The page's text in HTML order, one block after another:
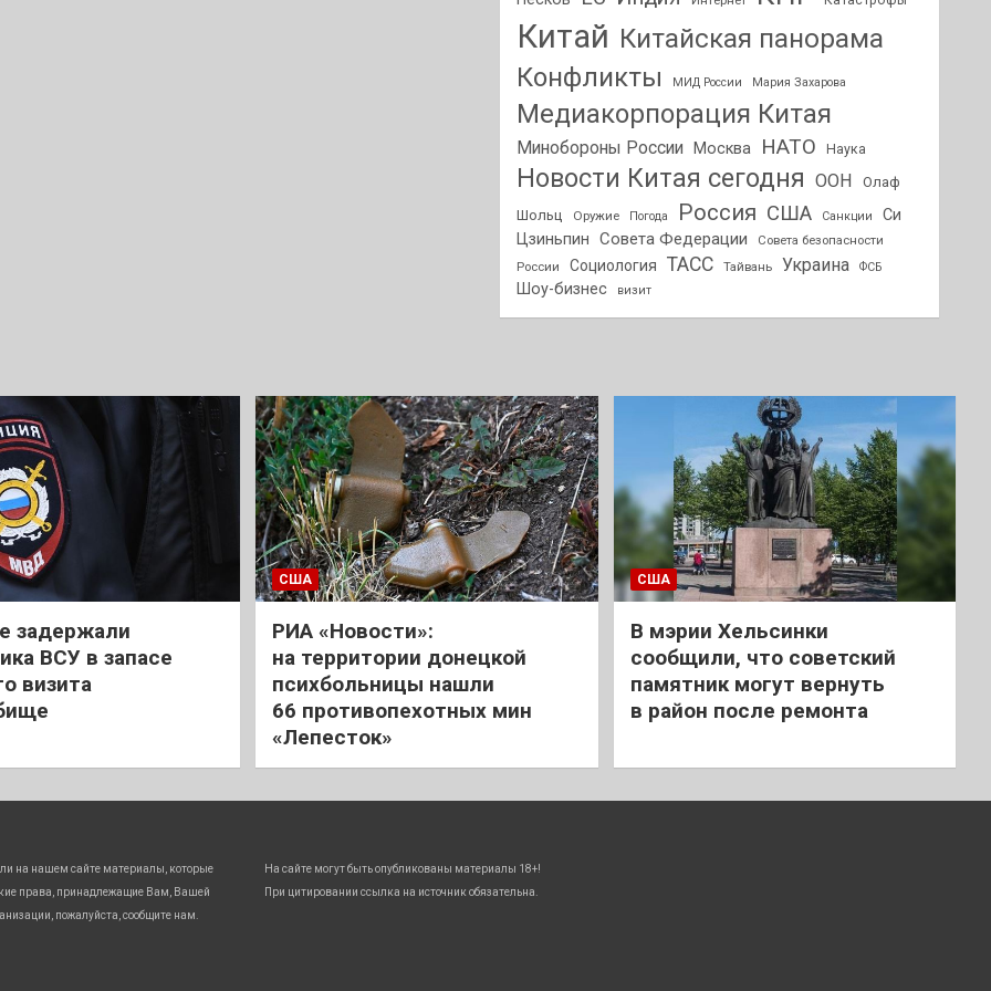
Китай Китайская панорама
Конфликты
МИД России Мария Захарова
Медиакорпорация Китая
Минобороны России Москва НАТО Наука
Новости Китая сегодня ООН
Олаф
Шольц
Оружие Погода Россия США Санкции
Си
Цзиньпин
Совета Федерации
Совета безопасности
России
Социология ТАСС Тайвань Украина ФСБ
Шоу-бизнес визит
задержали
ВСУ в запасе
визита
США
РИА «Новости»:
на территории донецкой
психбольницы нашли
66 противопехотных мин
«Лепесток»
США
В мэрии Хельсинки
сообщили, что советский
памятник могут вернуть
в район после ремонта
на нашем сайте материалы, которые
права, принадлежащие Вам, Вашей
пожалуйста, сообщите нам.
На сайте могут быть опубликованы материалы 18+!
При цитировании ссылка на источник обязательна.